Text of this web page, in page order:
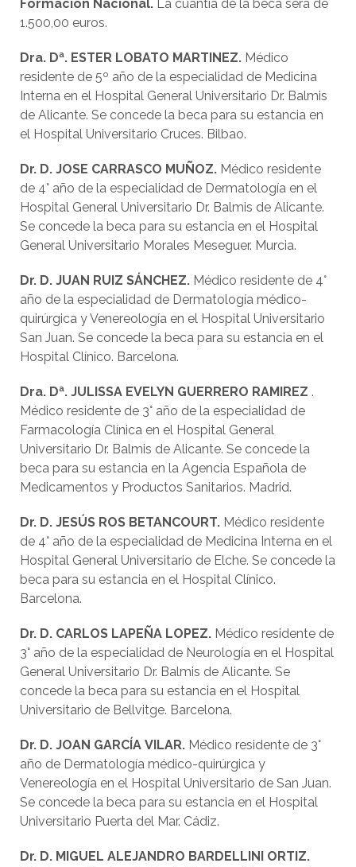
Formación Nacional. La cuantía de la beca será de
1.500,00 euros.
Dra. Dª. ESTER LOBATO MARTINEZ. Médico
residente de 5º año de la especialidad de Medicina
Interna en el Hospital General Universitario Dr. Balmis
de Alicante. Se concede la beca para su estancia en
el Hospital Universitario Cruces. Bilbao.
Dr. D. JOSE CARRASCO MUÑOZ. Médico residente
de 4° año de la especialidad de Dermatología en el
Hospital General Universitario Dr. Balmis de Alicante.
Se concede la beca para su estancia en el Hospital
General Universitario Morales Meseguer. Murcia.
Dr. D. JUAN RUIZ SÁNCHEZ. Médico residente de 4°
año de la especialidad de Dermatología médico-
quirúrgica y Venereología en el Hospital Universitario
San Juan. Se concede la beca para su estancia en el
Hospital Clínico. Barcelona.
Dra. Dª. JULISSA EVELYN GUERRERO RAMIREZ .
Médico residente de 3° año de la especialidad de
Farmacología Clínica en el Hospital General
Universitario Dr. Balmis de Alicante. Se concede la
beca para su estancia en la Agencia Española de
Medicamentos y Productos Sanitarios. Madrid.
Dr. D. JESÚS ROS BETANCOURT. Médico residente
de 4° año de la especialidad de Medicina Interna en el
Hospital General Universitario de Elche. Se concede la
beca para su estancia en el Hospital Clínico.
Barcelona.
Dr. D. CARLOS LAPEÑA LOPEZ. Médico residente de
3° año de la especialidad de Neurología en el Hospital
General Universitario Dr. Balmis de Alicante. Se
concede la beca para su estancia en el Hospital
Universitario de Bellvitge. Barcelona.
Dr. D. JOAN GARCÍA VILAR. Médico residente de 3°
año de Dermatología médico-quirúrgica y
Venereología en el Hospital Universitario de San Juan.
Se concede la beca para su estancia en el Hospital
Universitario Puerta del Mar. Cádiz.
Dr. D. MIGUEL ALEJANDRO BARDELLINI ORTIZ.